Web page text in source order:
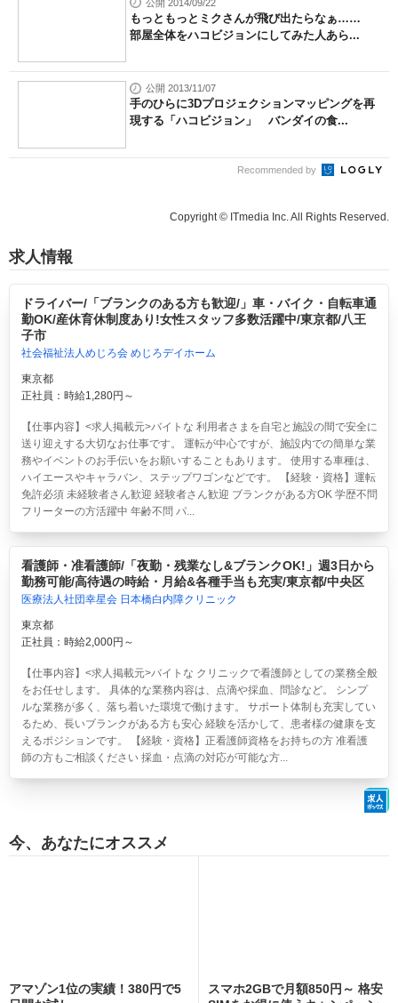
公開 2014/09/22
もっともっとミクさんが飛び出たらなぁ……
部屋全体をハコビジョンにしてみた人あら...
公開 2013/11/07
手のひらに3Dプロジェクションマッピングを再
現する「ハコビジョン」 バンダイの食...
Recommended by
Copyright © ITmedia Inc. All Rights Reserved.
求人情報
ドライバー/「ブランクのある方も歓迎/」車・バイク・自転車通
勤OK/産休育休制度あり!女性スタッフ多数活躍中/東京都/八王
子市
社会福祉法人めじろ会 めじろデイホーム
東京都
正社員：時給1,280円～
【仕事内容】<求人掲載元>バイトな 利用者さまを自宅と施設の間で安全に
送り迎えする大切なお仕事です。 運転が中心ですが、施設内での簡単な業
務やイベントのお手伝いをお願いすることもあります。 使用する車種は、
ハイエースやキャラバン、ステップワゴンなどです。 【経験・資格】運転
免許必須 未経験者さん歓迎 経験者さん歓迎 ブランクがある方OK 学歴不問
フリーターの方活躍中 年齢不問 パ...
看護師・准看護師/「夜勤・残業なし&ブランクOK!」週3日から
勤務可能/高待遇の時給・月給&各種手当も充実/東京都/中央区
医療法人社団幸星会 日本橋白内障クリニック
東京都
正社員：時給2,000円～
【仕事内容】<求人掲載元>バイトな クリニックで看護師としての業務全般
をお任せします。 具体的な業務内容は、点滴や採血、問診など。 シンプ
ルな業務が多く、落ち着いた環境で働けます。 サポート体制も充実してい
るため、長いブランクがある方も安心 経験を活かして、患者様の健康を支
えるポジションです。 【経験・資格】正看護師資格をお持ちの方 准看護
師の方もご相談ください 採血・点滴の対応が可能な方...
今、あなたにオススメ
アマゾン1位の実績！380円で5
スマホ2GBで月額850円～ 格安